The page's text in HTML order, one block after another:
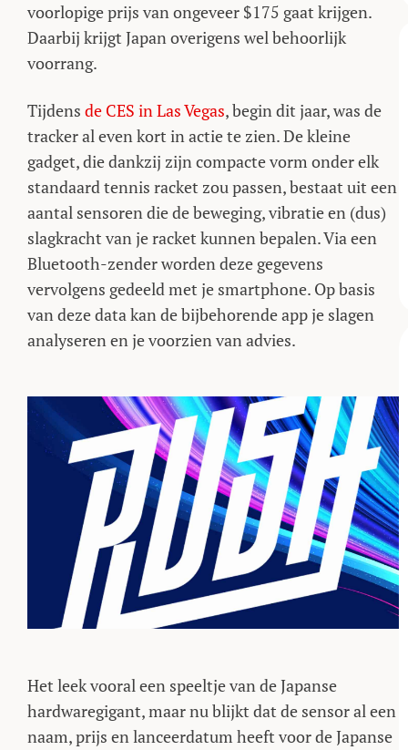
voorlopige prijs van ongeveer $175 gaat krijgen.
Daarbij krijgt Japan overigens wel behoorlijk
voorrang.
Tijdens de CES in Las Vegas, begin dit jaar, was de
tracker al even kort in actie te zien. De kleine
gadget, die dankzij zijn compacte vorm onder elk
standaard tennis racket zou passen, bestaat uit een
aantal sensoren die de beweging, vibratie en (dus)
slagkracht van je racket kunnen bepalen. Via een
Bluetooth-zender worden deze gegevens
vervolgens gedeeld met je smartphone. Op basis
van deze data kan de bijbehorende app je slagen
analyseren en je voorzien van advies.
Het leek vooral een speeltje van de Japanse
hardwaregigant, maar nu blijkt dat de sensor al een
naam, prijs en lanceerdatum heeft voor de Japanse